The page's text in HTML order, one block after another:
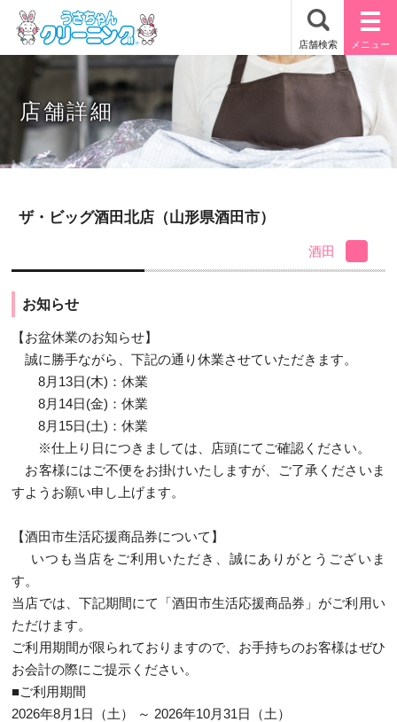
店舗詳細
ザ・ビッグ酒田北店（山形県酒田市）
酒田
お知らせ
【お盆休業のお知らせ】
誠に勝手ながら、下記の通り休業させていただきます。
8月13日(木)：休業
8月14日(金)：休業
8月15日(土)：休業
※仕上り日につきましては、店頭にてご確認ください。
お客様にはご不便をお掛けいたしますが、ご了承くださいま
すようお願い申し上げます。
【酒田市生活応援商品券について】
いつも当店をご利用いただき、誠にありがとうございま
す。
当店では、下記期間にて「酒田市生活応援商品券」がご利用い
ただけます。
ご利用期間が限られておりますので、お手持ちのお客様はぜひ
お会計の際にご提示ください。
■ご利用期間
2026年8月1日（土） ～ 2026年10月31日（土）